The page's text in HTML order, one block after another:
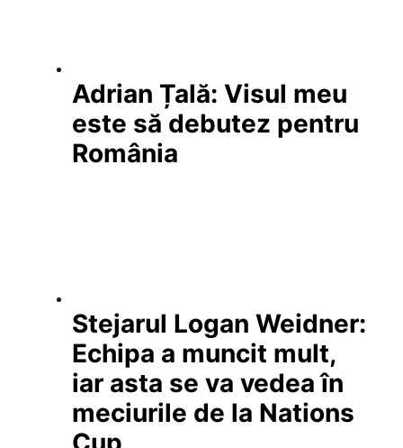
Adrian Țală: Visul meu
este să debutez pentru
România
Stejarul Logan Weidner:
Echipa a muncit mult,
iar asta se va vedea în
meciurile de la Nations